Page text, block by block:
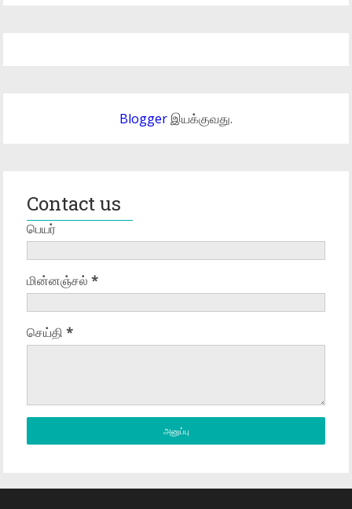
Bloggerஇயக்குவது.
Contact us
பெயர்
மின்னஞ்சல்*
செய்தி*